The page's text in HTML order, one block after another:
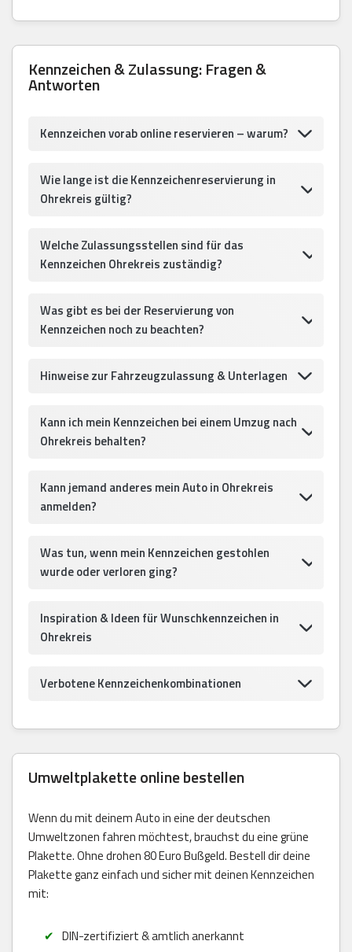
Kennzeichen & Zulassung: Fragen &
Antworten
Kennzeichen vorab online reservieren – warum?
Wie lange ist die Kennzeichenreservierung in
Ohrekreis gültig?
Welche Zulassungsstellen sind für das
Kennzeichen Ohrekreis zuständig?
Was gibt es bei der Reservierung von
Kennzeichen noch zu beachten?
Hinweise zur Fahrzeugzulassung & Unterlagen
Kann ich mein Kennzeichen bei einem Umzug nach
Ohrekreis behalten?
Kann jemand anderes mein Auto in Ohrekreis
anmelden?
Was tun, wenn mein Kennzeichen gestohlen
wurde oder verloren ging?
Inspiration & Ideen für Wunschkennzeichen in
Ohrekreis
Verbotene Kennzeichenkombinationen
Umweltplakette online bestellen
Wenn du mit deinem Auto in eine der deutschen
Umweltzonen fahren möchtest, brauchst du eine grüne
Plakette. Ohne drohen 80 Euro Bußgeld. Bestell dir deine
Plakette ganz einfach und sicher mit deinen Kennzeichen
mit:
DIN-zertifiziert & amtlich anerkannt